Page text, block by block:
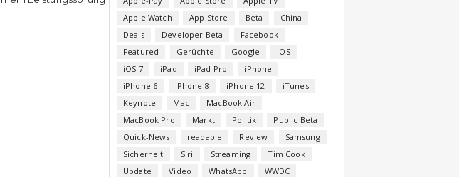
Apple Watch
App Store Beta
China
Deals
Developer Beta
Facebook
Featured
Gerüchte Google
iOS
iOS 7
iPad iPad Pro
iPhone
iPhone 6
iPhone 8 iPhone 12
iTunes
Keynote
Mac
MacBook Air
MacBook Pro
Markt Politik
Public Beta
Quick-News
readable Review
Samsung
Sicherheit
Siri Streaming
Tim Cook
Update
Video WhatsApp WWDC